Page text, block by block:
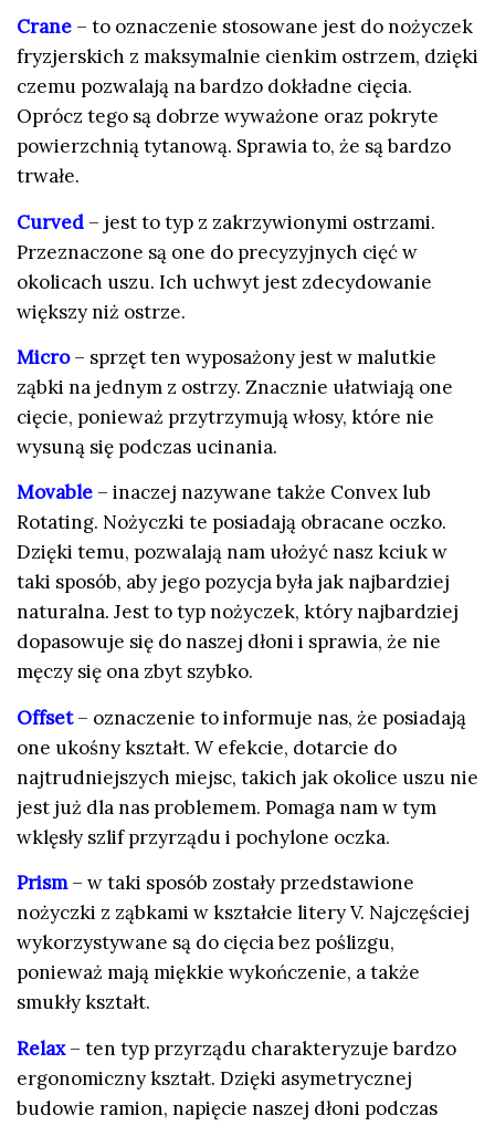
Crane – to oznaczenie stosowane jest do nożyczek
fryzjerskich z maksymalnie cienkim ostrzem, dzięki
czemu pozwalają na bardzo dokładne cięcia.
Oprócz tego są dobrze wyważone oraz pokryte
powierzchnią tytanową. Sprawia to, że są bardzo
trwałe.
Curved – jest to typ z zakrzywionymi ostrzami.
Przeznaczone są one do precyzyjnych cięć w
okolicach uszu. Ich uchwyt jest zdecydowanie
większy niż ostrze.
Micro – sprzęt ten wyposażony jest w malutkie
ząbki na jednym z ostrzy. Znacznie ułatwiają one
cięcie, ponieważ przytrzymują włosy, które nie
wysuną się podczas ucinania.
Movable – inaczej nazywane także Convex lub
Rotating. Nożyczki te posiadają obracane oczko.
Dzięki temu, pozwalają nam ułożyć nasz kciuk w
taki sposób, aby jego pozycja była jak najbardziej
naturalna. Jest to typ nożyczek, który najbardziej
dopasowuje się do naszej dłoni i sprawia, że nie
męczy się ona zbyt szybko.
Offset – oznaczenie to informuje nas, że posiadają
one ukośny kształt. W efekcie, dotarcie do
najtrudniejszych miejsc, takich jak okolice uszu nie
jest już dla nas problemem. Pomaga nam w tym
wklęsły szlif przyrządu i pochylone oczka.
Prism – w taki sposób zostały przedstawione
nożyczki z ząbkami w kształcie litery V. Najczęściej
wykorzystywane są do cięcia bez poślizgu,
ponieważ mają miękkie wykończenie, a także
smukły kształt.
Relax – ten typ przyrządu charakteryzuje bardzo
ergonomiczny kształt. Dzięki asymetrycznej
budowie ramion, napięcie naszej dłoni podczas